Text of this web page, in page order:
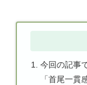
今回の記事
「首尾一貫